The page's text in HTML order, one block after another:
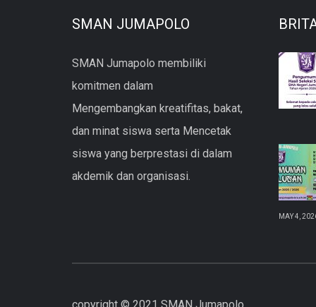
SMAN JUMAPOLO
SMAN Jumapolo membiliki
komitmen dalam
Mengembangkan kreatifitas, bakat,
dan minat siswa serta Mencetak
siswa yang berprestasi di dalam
akdemik dan organisasi.
MAY 4,